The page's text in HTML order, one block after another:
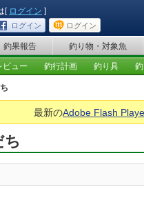
[ ログイン ]
ログイン ログイン
釣果報告 釣り物・対象魚
ビュー 釣行計画 釣り具
最新のAdobe Flash
ち